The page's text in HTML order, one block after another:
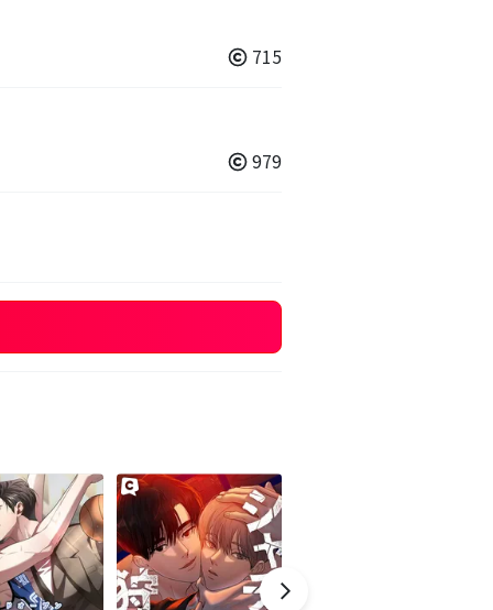
715
979